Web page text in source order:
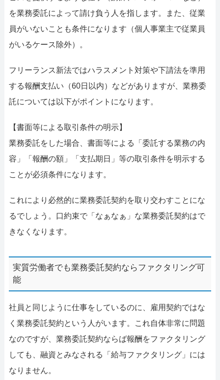
を業務委託によって請け負う人を指します。また、従業
員がいないことも条件になります（個人事業主で従業員
がいるケース除外）。
フリーランス新法ではハラスメント対策や下請法を準用
する報酬支払い（60日以内）などがありますが、業務委
託については以下がポイントになります。
【書面等による取引条件の明示】
業務委託をした場合、書面等による「委託する業務の内
容」「報酬の額」「支払期日」等の取引条件を明示する
ことが必須条件になります。
これにより必然的に業務委託契約を取り交わすことにな
るでしょう。口約束で「なぁなぁ」な業務委託契約はで
きなくなります。
実質労働者でも業務委託契約ならファクタリング可
能
社員と同じように仕事をしているのに、雇用契約ではな
く業務委託契約という人がいます。これ自体非常に問題
なのですが、業務委託契約ならば報酬をファクタリング
しても、融資とみなされる「給与ファクタリング」には
なりません。